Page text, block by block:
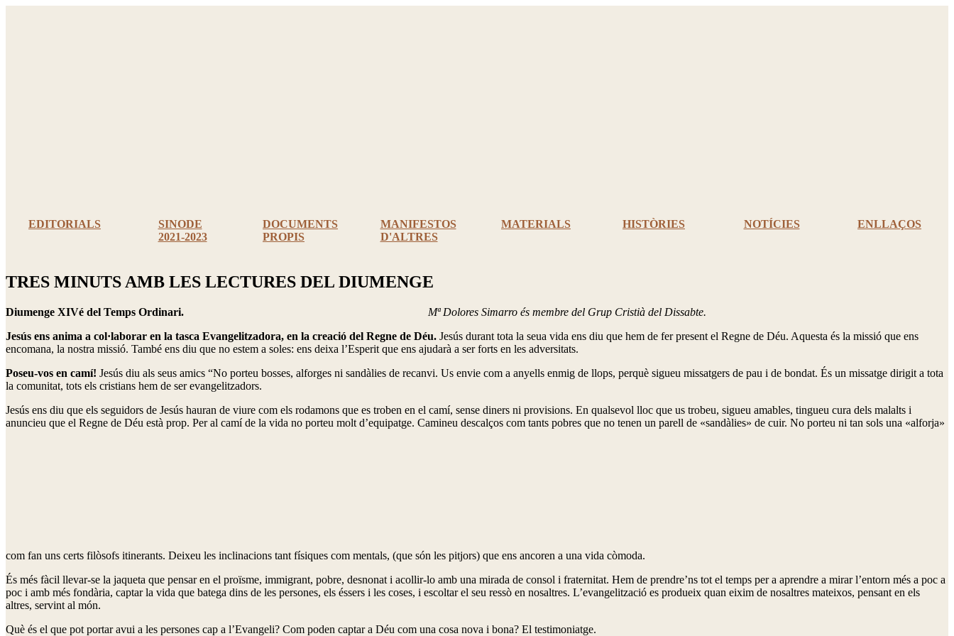
EDITORIALS
SINODE
2021-2023
DOCUMENTS
PROPIS
MANIFESTOS
D'ALTRES
MATERIALS HISTÒRIES NOTÍCIES ENLLAÇOS
TRES MINUTS AMB LES LECTURES DEL DIUMENGE
Diumenge XIVé del Temps Ordinari.
Mª Dolores Simarro és membre del Grup Cristià del Dissabte.
Jesús ens anima a col·laborar en la tasca Evangelitzadora, en la creació del Regne de Déu. Jesús durant tota la seua vida ens diu que hem de fer present el Regne de Déu. Aquesta és la missió que ens
encomana, la nostra missió. També ens diu que no estem a soles: ens deixa l’Esperit que ens ajudarà a ser forts en les adversitats.
Poseu-vos en camí! Jesús diu als seus amics “No porteu bosses, alforges ni sandàlies de recanvi. Us envie com a anyells enmig de llops, perquè sigueu missatgers de pau i de bondat. És un missatge dirigit a tota
la comunitat, tots els cristians hem de ser evangelitzadors.
Jesús ens diu que els seguidors de Jesús hauran de viure com els rodamons que es troben en el camí, sense diners ni provisions. En qualsevol lloc que us trobeu, sigueu amables, tingueu cura dels malalts i
anuncieu que el Regne de Déu està prop. Per al camí de la vida no porteu molt d’equipatge. Camineu descalços com tants pobres que no tenen un parell de «sandàlies» de cuir. No porteu ni tan sols una «alforja»
com fan uns certs filòsofs itinerants. Deixeu les inclinacions tant físiques com mentals, (que són les pitjors) que ens ancoren a una vida còmoda.
És més fàcil llevar-se la jaqueta que pensar en el proïsme, immigrant, pobre, desnonat i acollir-lo amb una mirada de consol i fraternitat. Hem de prendre’ns tot el temps per a aprendre a mirar l’entorn més a poc a
poc i amb més fondària, captar la vida que batega dins de les persones, els éssers i les coses, i escoltar el seu ressò en nosaltres. L’evangelització es produeix quan eixim de nosaltres mateixos, pensant en els
altres, servint al món.
Què és el que pot portar avui a les persones cap a l’Evangeli? Com poden captar a Déu com una cosa nova i bona? El testimoniatge.